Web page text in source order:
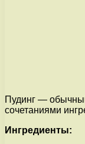
Пудинг —
сочетаниями
Ингредиенты: